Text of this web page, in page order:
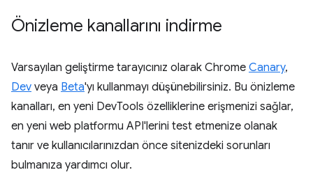
Önizleme kanallarını indirme
Varsayılan geliştirme tarayıcınız olarak Chrome Canary,
Dev veya Beta'yı kullanmayı düşünebilirsiniz. Bu önizleme
kanalları, en yeni DevTools özelliklerine erişmenizi sağlar,
en yeni web platformu API'lerini test etmenize olanak
tanır ve kullanıcılarınızdan önce sitenizdeki sorunları
bulmanıza yardımcı olur.